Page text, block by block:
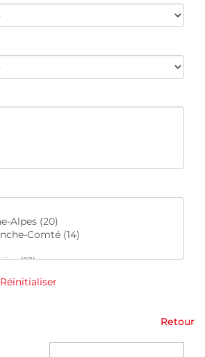
Réinitialiser
Retour